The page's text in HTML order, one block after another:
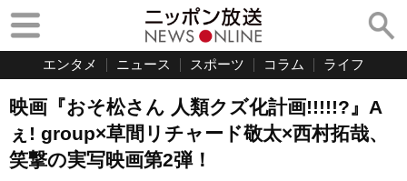
エンタメ ニュース スポーツ コラム ライフ
映画『おそ松さん 人類クズ化計画!!!!!?』A
ぇ! group×草間リチャード敬太×西村拓哉、
笑撃の実写映画第2弾！